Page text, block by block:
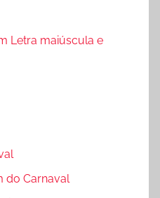
Letra maiúscula e
do Carnaval